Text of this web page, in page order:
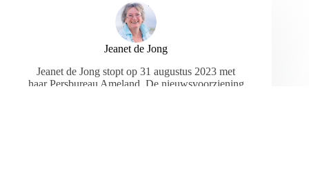
Jeanet de Jong
Jeanet de Jong stopt op 31 augustus 2023 met
haar Persbureau Ameland. De nieuwsvoorziening